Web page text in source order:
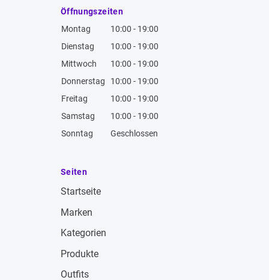
Öffnungszeiten
Montag
10:00 - 19:00
Dienstag
10:00 - 19:00
Mittwoch
10:00 - 19:00
Donnerstag
10:00 - 19:00
Freitag
10:00 - 19:00
Samstag
10:00 - 19:00
Sonntag
Geschlossen
Seiten
Startseite
Marken
Kategorien
Produkte
Outfits